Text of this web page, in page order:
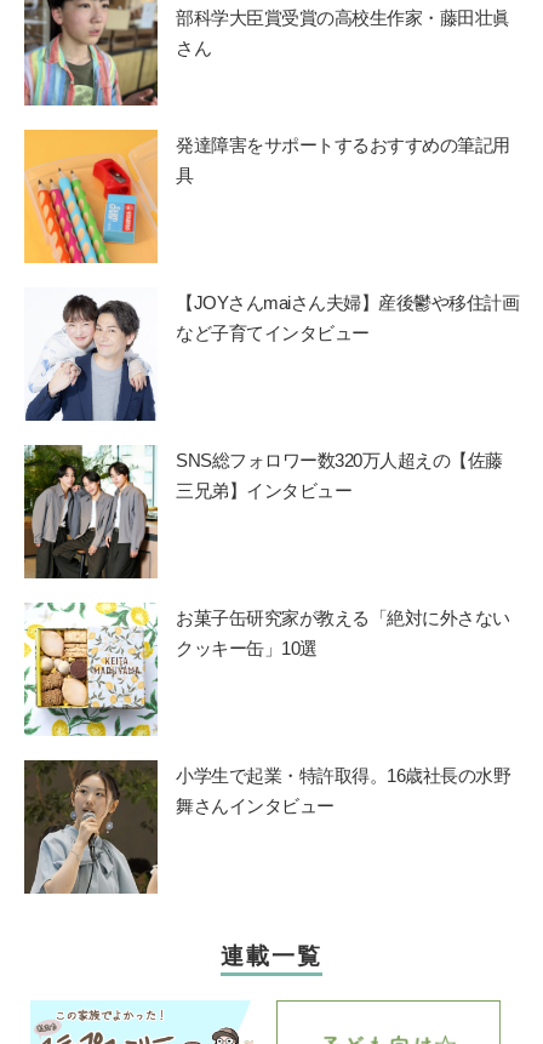
部科学大臣賞受賞の高校生作家・藤田壮眞
さん
発達障害をサポートするおすすめの筆記用
具
【JOYさんmaiさん夫婦】産後鬱や移住計画
など子育てインタビュー
SNS総フォロワー数320万人超えの【佐藤
三兄弟】インタビュー
お菓子缶研究家が教える「絶対に外さない
クッキー缶」10選
小学生で起業・特許取得。16歳社長の水野
舞さんインタビュー
連載一覧